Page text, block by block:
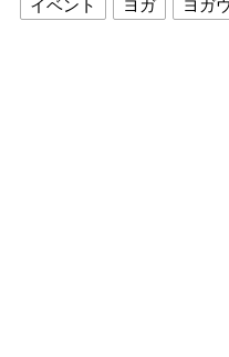
イベント
ヨガ ヨガ